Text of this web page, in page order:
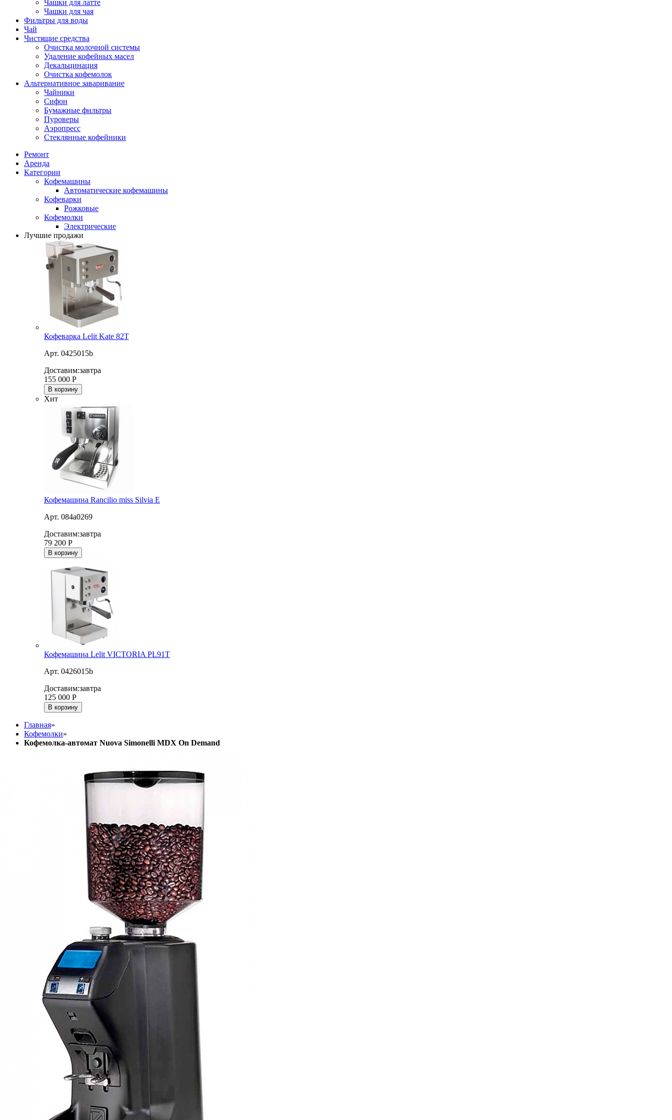
Чашки для латте
Чашки для чая
Фильтры для воды
Чай
Чистящие средства
Очистка молочной системы
Удаление кофейных масел
Декальцинация
Очистка кофемолок
Альтернативное заваривание
Чайники
Сифон
Бумажные фильтры
Пуроверы
Аэропресс
Стеклянные кофейники
Ремонт
Аренда
Категории
Кофемашины
Автоматические кофемашины
Кофеварки
Рожковые
Кофемолки
Электрические
Лучшие продажи
Кофеварка Lelit Kate 82T
Арт. 0425015b
Доставим:завтра
155 000 Р
В корзину
Хит
Кофемашина Rancilio miss Silvia E
Арт. 084a0269
Доставим:завтра
79 200 Р
В корзину
Кофемашина Lelit VICTORIA PL91T
Арт. 0426015b
Доставим:завтра
125 000 Р
В корзину
Главная»
Кофемолки»
Кофемолка-автомат Nuova Simonelli MDX On Demand